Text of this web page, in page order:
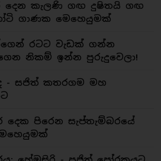
දෙන කැලණි ගඟ දුෂිතයි ගඟ
ගාණක මෙහෙයුමක්
රටට වැඩක් ගන්න
නිකම් ඉන්න පුරුදුවෙලා!
- සජිත් කතරගම මහ
පිරෙන සැප්තැම්බරයේ